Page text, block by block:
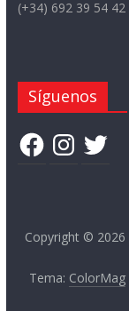
(+34) 692 39 54 42
Síguenos
FacebookInstagram
Twitter
Copyright © 2026
Tema: ColorMag